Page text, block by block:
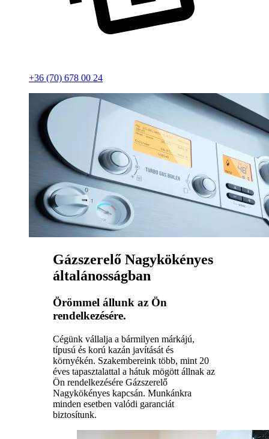
+36 (70) 678 00 24
Gázszerelő Nagykökényes
általánosságban
Örömmel állunk az Ön
rendelkezésére.
Cégünk vállalja a bármilyen márkájú,
típusú és korú kazán javítását és
környékén. Szakembereink több, mint 20
éves tapasztalattal a hátuk mögött állnak az
Ön rendelkezésére Gázszerelő
Nagykökényes kapcsán. Munkánkra
minden esetben valódi garanciát
biztosítunk.